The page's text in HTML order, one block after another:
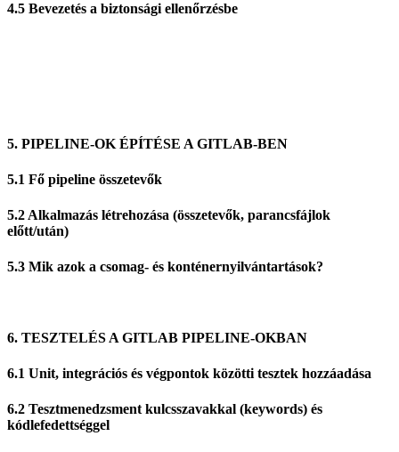
4.5 Bevezetés a biztonsági ellenőrzésbe
5. PIPELINE-OK ÉPÍTÉSE A GITLAB-BEN
5.1 Fő pipeline összetevők
5.2 Alkalmazás létrehozása (összetevők, parancsfájlok
előtt/után)
5.3 Mik azok a csomag- és konténernyilvántartások?
6. TESZTELÉS A GITLAB PIPELINE-OKBAN
6.1 Unit, integrációs és végpontok közötti tesztek hozzáadása
6.2 Tesztmenedzsment kulcsszavakkal (keywords) és
kódlefedettséggel